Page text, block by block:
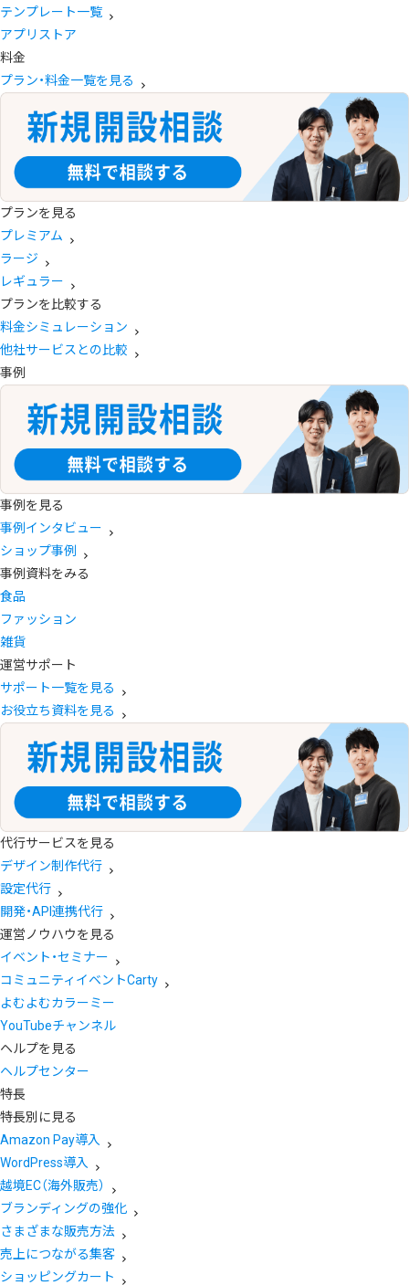
テンプレート一覧
アプリストア
料金
プラン・料金一覧を見る
プランを見る
プレミアム
ラージ
レギュラー
プランを比較する
料金シミュレーション
他社サービスとの比較
事例
事例を見る
事例インタビュー
ショップ事例
事例資料をみる
食品
ファッション
雑貨
運営サポート
サポート一覧を見る
お役立ち資料を見る
代行サービスを見る
デザイン制作代行
設定代行
開発・API連携代行
運営ノウハウを見る
イベント・セミナー
コミュニティイベントCarty
よむよむカラーミー
YouTubeチャンネル
ヘルプを見る
ヘルプセンター
特長
特長別に見る
Amazon Pay導入
WordPress導入
越境EC（海外販売）
ブランディングの強化
さまざまな販売方法
売上につながる集客
ショッピングカート